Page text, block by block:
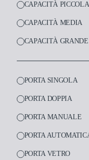
CAPACITÀ PICCOLA
CAPACITÀ MEDIA
CAPACITÀ GRANDE
PORTA SINGOLA
PORTA DOPPIA
PORTA MANUALE
PORTA
PORTA VETRO